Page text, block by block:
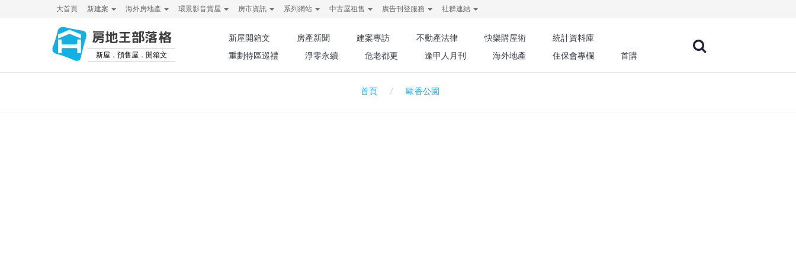
大首頁 新建案 海外房地產 環景影音賞屋 房市資訊 系列網站 中古屋租售 廣告刊登服務 社群連結
房地王部落格
新屋．預售屋．開箱文
新屋開箱文 房產新聞 建案專訪 不動產法律 快樂購屋術
統計資料庫
重劃特區巡禮
淨零永續 危老都更 逢甲人月刊 海外地產 住保會專欄 首購
首頁 歐香公園